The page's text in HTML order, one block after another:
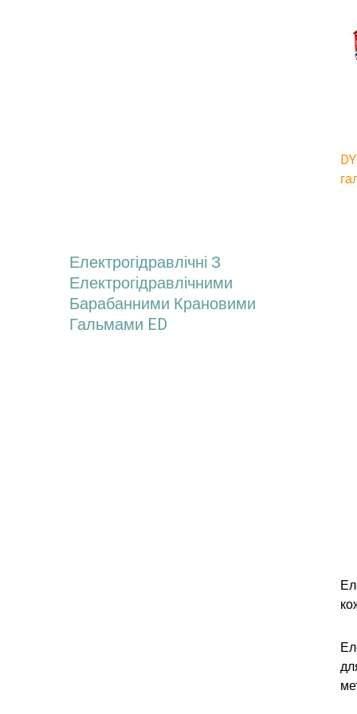
Електрогідравлічні З
Електрогідравлічними
Барабанними Крановими
Гальмами ED